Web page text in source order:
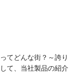
てどんな街？～誇り
て、当社製品の紹介